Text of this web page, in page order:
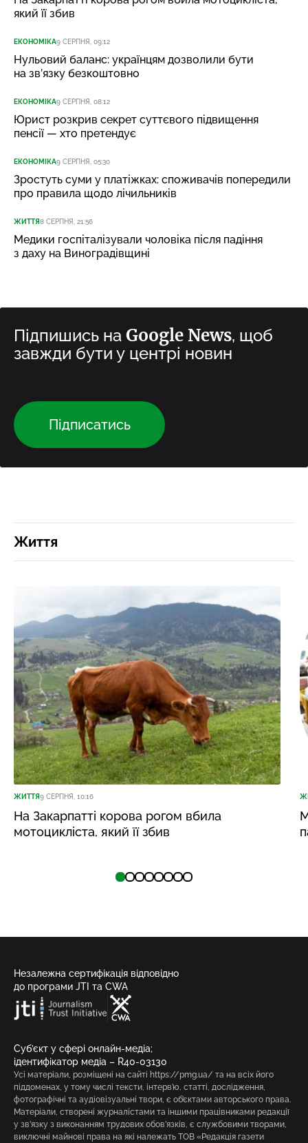
який її збив
ЕКОНОМІКА9 СЕРПНЯ, 09:12
Нульовий баланс: українцям дозволили бути
на зв’язку безкоштовно
ЕКОНОМІКА9 СЕРПНЯ, 08:12
Юрист розкрив секрет суттєвого підвищення
пенсії — хто претендує
ЕКОНОМІКА9 СЕРПНЯ, 05:30
Зростуть суми у платіжках: споживачів попередили
про правила щодо лічильників
ЖИТТЯ8 СЕРПНЯ, 21:56
Медики госпіталізували чоловіка після падіння
з даху на Виноградівщині
Підпишись на Google News, щоб
завжди бути у центрі новин
Підписатись
Життя
ЖИТТЯ9 СЕРПНЯ, 10:16
На Закарпатті корова рогом вбила
мотоцикліста, який її збив
Незалежна сертифікація відповідно
до програми JTI та CWA
Суб’єкт у сфері онлайн-медіа;
ідентифікатор медіа – R40-03130
Усі матеріали, розміщені на сайті https://pmg.ua/ та на всіх його
піддоменах, у тому числі тексти, інтерв’ю, статті, дослідження,
фотографічні та аудіовізуальні твори, є об’єктами авторського права.
Матеріали, створені журналістами та іншими працівниками редакції
у зв’язку з виконанням трудових обов’язків, є службовими творами,
виключні майнові права на які належать ТОВ «Редакція газети